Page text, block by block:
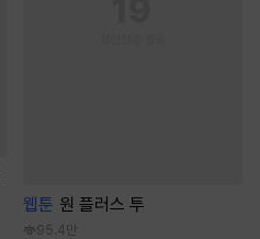
웹툰 원 플러스 투
95.4만